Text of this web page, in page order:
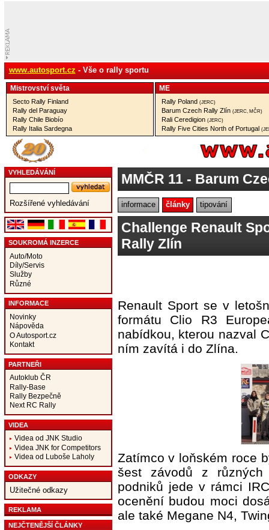
www.autosport.cz - Vše o rally sportu
Mistrovství­ světa
Secto Rally Finland
Rally del Paraguay
Rally Chile Biobío
Rally Italia Sardegna
ME
Rally Poland (JERC)
Barum Czech Rally Zlín (JERC, MČR)
Rali Ceredigion (JERC)
Rally Five Cities North of Portugal
VYHLEDÁVÁNÍ
Rozšířené vyhledávání
SOUKROMÁ INZERCE
Auto/Moto
Díly/Servis
Služby
Různé
INFORMACE
Novinky
Nápověda
O Autosport.cz
Kontakt
PARTNEŘI
Autoklub ČR
Rally-Base
Rally Bezpečně
Next RC Rally
VIDEA
Videa od JNK Studio
Videa JNK for Competitors
Videa od Luboše Laholy
ODKAZY
Užitečné odkazy
REKLAMA
NEJČTENĚJŠÍ ČLÁNKY
MMČR 11- Barum
informace články tipování
Challenge Renault
Rally Zlín
Renault Sport se v
formátu Clio R3
nabídkou, kterou nazval
ním zavítá i do Zlína.
Zatímco v loňském roce
šest závodů z
podniků jede v rámci
ocenění budou moci
ale také Megane N4,